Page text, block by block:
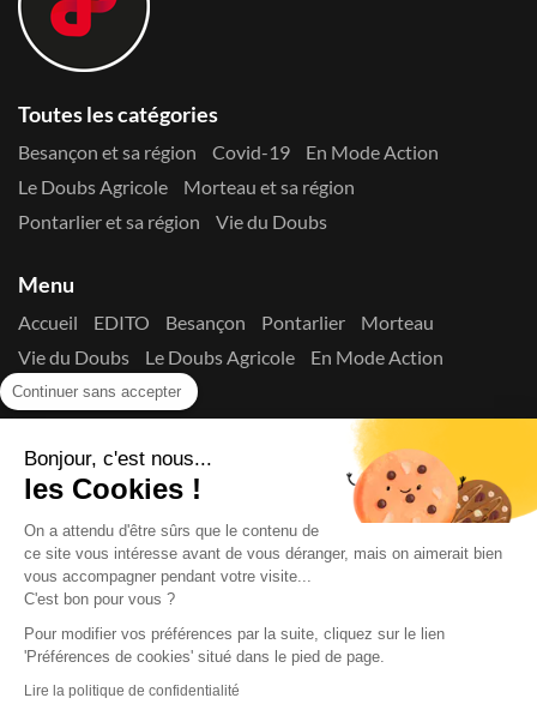
Continuer sans accepter
Bonjour, c'est nous...
les Cookies !
On a attendu d'être sûrs que le contenu de
ce site vous intéresse avant de vous déranger, mais on aimerait bien
vous accompagner pendant votre visite...
C'est bon pour vous ?
Pour modifier vos préférences par la suite, cliquez sur le lien
'Préférences de cookies' situé dans le pied de page.
Lire la politique de confidentialité
Toutes les catégories
Besançon et sa région Covid-19
En Mode Action
Le Doubs Agricole
Morteau et sa région
Pontarlier et sa région
Vie du Doubs
Menu
Accueil EDITO Besançon Pontarlier
Morteau
Vie du Doubs
Le Doubs Agricole
En Mode Action
Contactez-nous !
Suivez-nous sur les réseaux
Copyright © 2026 La Presse du Doubs
2725-8165 - N° de commission paritaire : 1125 Y 94392
Données Personnelles
Mentions Légales